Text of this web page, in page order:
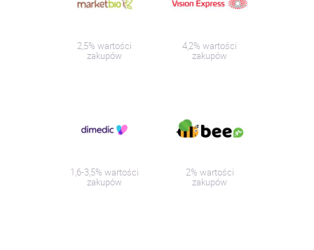
2,5% wartości
zakupów
4,2% wartości
zakupów
1,6-3,5% wartości
zakupów
2% wartości
zakupów